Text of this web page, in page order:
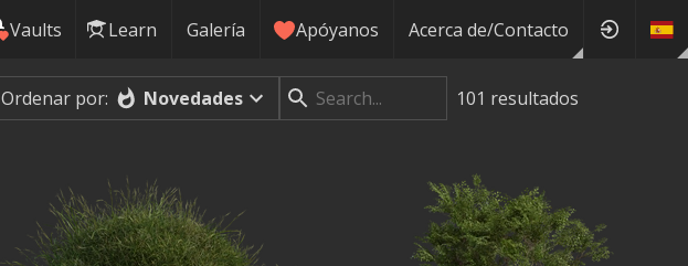
Vaults Learn Galería Apóyanos Acerca de/Contacto
Ordenar por: Novedades 101 resultados